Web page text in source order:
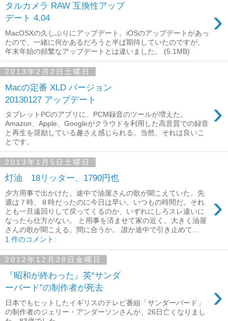
タルカメラ RAW 互換性アップ
デート 4.04
›
MacOSXの久しぶりにアップデート。iOSのアップデートがあっ
たので、一緒に何かあるだろうと半ば期待していたのですが、
年末年始の頻繁なアップデートとは違いました。 (5.1MB)
2013年2月2日土曜日
Macの定番 XLD バージョン
20130127 アップデート
›
タブレットPCのアプリに、PCM録音のツールが増えた。
Amazon、Apple、Googleがクラウドを利用した高音質での録音
と再生を奨励している趣さえ感じられる。当然、それは良いこ
とです。
2013年1月5日土曜日
灯油 18リッター、1790円也
›
夕方用事で出かけた。途中で油屋さんの歌が聞こえていた。先
週は７時、８時だったのに今日は早い。いつもの時間だ。それ
とも一旦遠回りして戻ってくるのか、いずれにしろスレ違いに
なったら仕方がない。 と用事を済ませて家の近く。大きく油屋
さんの歌が聞こえる。間に合うか。 誰か途中で引き止めて...
1 件のコメント:
2012年12月28日金曜日
『昭和が終わった』英“サンダ
ーバード”の制作者が死去
›
日本でもヒットしたイギリスのテレビ番組「サンダーバード」
の制作者のジェリー・アンダーソンさんが、26日亡くなりまし